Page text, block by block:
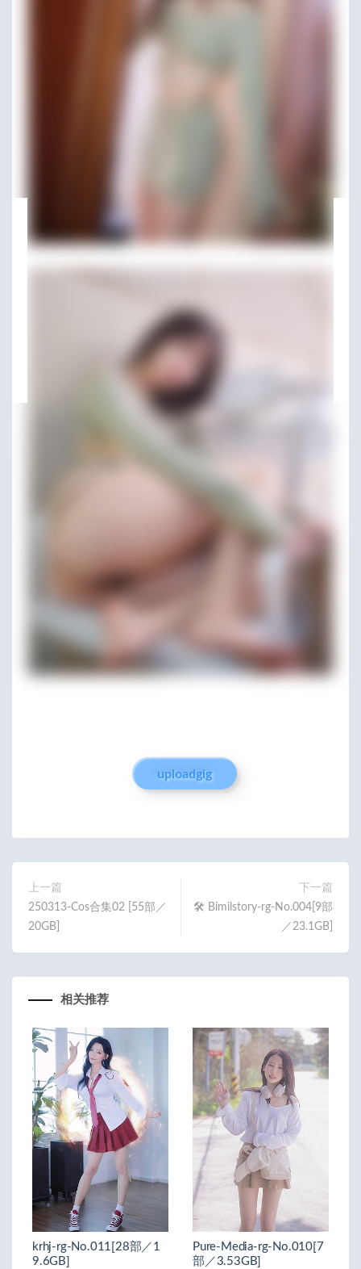
uploadgig
上一篇
250313-Cos合集02 [55部／
20GB]
下一篇
🛠️ Bimilstory-rg-No.004[9部
／23.1GB]
相关推荐
krhj-rg-No.011[28部／1
9.6GB]
Pure-Media-rg-No.010[7
部／3.53GB]